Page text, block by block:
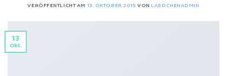
VERÖFFENTLICHT AM 13. OKTOBER 2015 VON LAEDCHENADMIN
13
Okt.